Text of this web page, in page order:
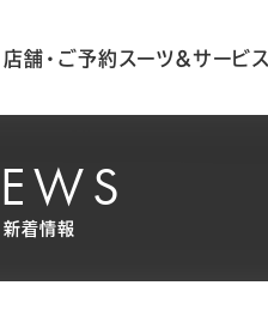
店舗・ご予約 スーツ&サービス
新着情報